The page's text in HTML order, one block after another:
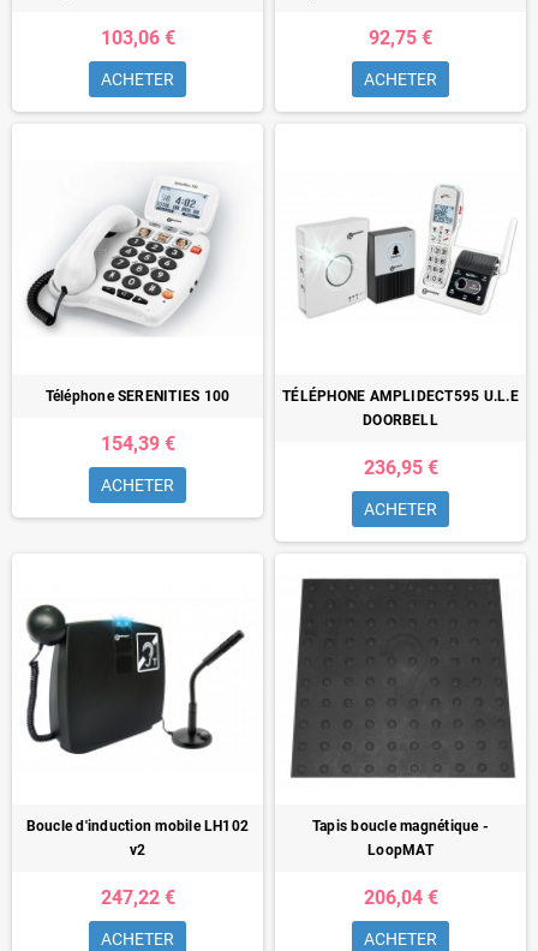
103,06 €
ACHETER
92,75 €
ACHETER
Téléphone SERENITIES 100
154,39 €
ACHETER
TÉLÉPHONE AMPLIDECT595 U.L.E
DOORBELL
236,95 €
ACHETER
Boucle d'induction mobile LH102
v2
247,22 €
ACHETER
Tapis boucle magnétique -
LoopMAT
206,04 €
ACHETER